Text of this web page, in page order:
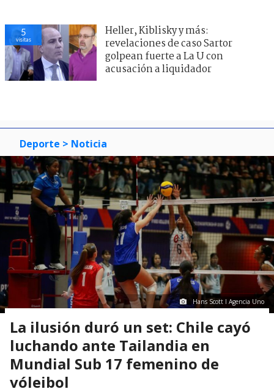
5
visitas
Heller, Kiblisky y más:
revelaciones de caso Sartor
golpean fuerte a La U con
acusación a liquidador
Deporte > Noticia
Hans Scott I Agencia Uno
La ilusión duró un set: Chile cayó
luchando ante Tailandia en
Mundial Sub 17 femenino de
vóleibol